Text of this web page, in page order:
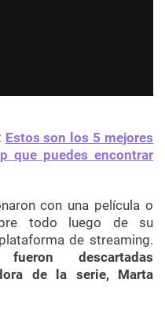
Estos son los 5 mejores
que puedes encontrar
con una película o
todo luego de su
de streaming.
descartadas
de la serie, Marta